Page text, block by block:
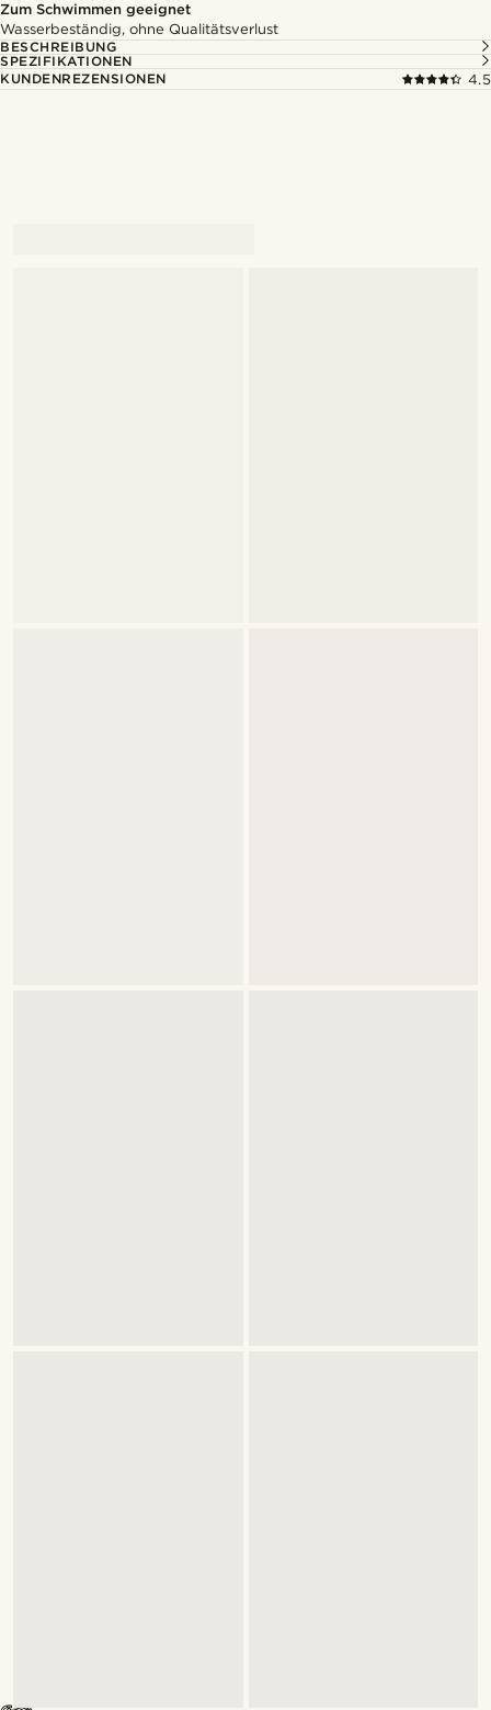
Zum Schwimmen geeignet
Wasserbeständig, ohne Qualitätsverlust
BESCHREIBUNG
SPEZIFIKATIONEN
KUNDENREZENSIONEN
4.5